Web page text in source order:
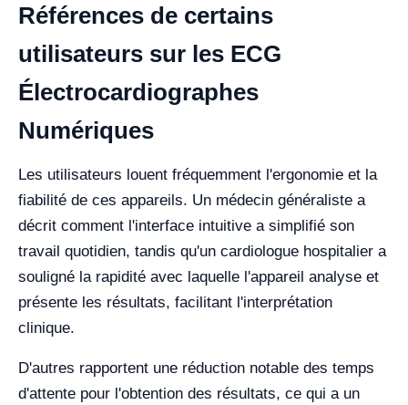
Références de certains
utilisateurs sur les ECG
Électrocardiographes
Numériques
Les utilisateurs louent fréquemment l'ergonomie et la
fiabilité de ces appareils. Un médecin généraliste a
décrit comment l'interface intuitive a simplifié son
travail quotidien, tandis qu'un cardiologue hospitalier a
souligné la rapidité avec laquelle l'appareil analyse et
présente les résultats, facilitant l'interprétation
clinique.
D'autres rapportent une réduction notable des temps
d'attente pour l'obtention des résultats, ce qui a un